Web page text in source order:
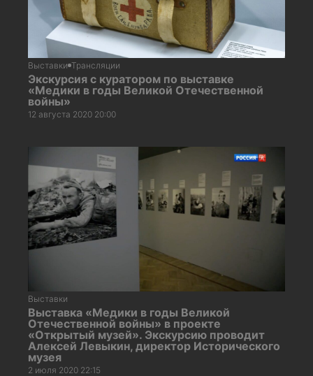
Выставки Трансляции
Экскурсия с куратором по выставке
«Медики в годы Великой Отечественной
войны»
12 августа 2020 20:00
Выставки
Выставка «Медики в годы Великой
Отечественной войны» в проекте
«Открытый музей». Экскурсию проводит
Алексей Левыкин, директор Исторического
музея
2 июля 2020 22:15